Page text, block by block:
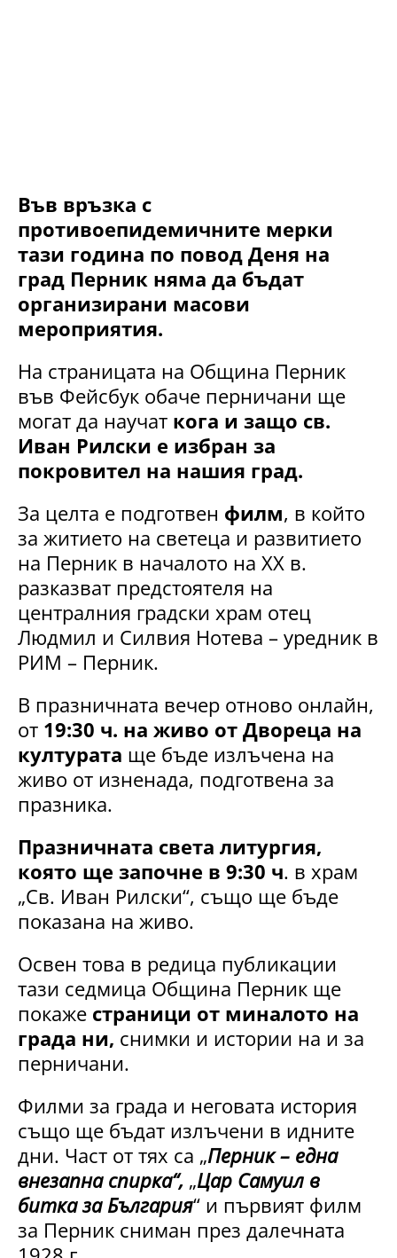
Във връзка с
противоепидемичните мерки
тази година по повод Деня на
град Перник няма да бъдат
организирани масови
мероприятия.
На страницата на Община Перник
във Фейсбук обаче перничани ще
могат да научат кога и защо св.
Иван Рилски е избран за
покровител на нашия град.
За целта е подготвен филм, в който
за житието на светеца и развитието
на Перник в началото на XX в.
разказват предстоятеля на
централния градски храм отец
Людмил и Силвия Нотева – уредник в
РИМ – Перник.
В празничната вечер отново онлайн,
от 19:30 ч. на живо от Двореца на
културата ще бъде излъчена на
живо от изненада, подготвена за
празника.
Празничната света литургия,
която ще започне в 9:30 ч. в храм
„Св. Иван Рилски“, също ще бъде
показана на живо.
Освен това в редица публикации
тази седмица Община Перник ще
покаже страници от миналото на
града ни, снимки и истории на и за
перничани.
Филми за града и неговата история
също ще бъдат излъчени в идните
дни. Част от тях са „Перник – една
внезапна спирка“, „Цар Самуил в
битка за България“ и първият филм
за Перник сниман през далечната